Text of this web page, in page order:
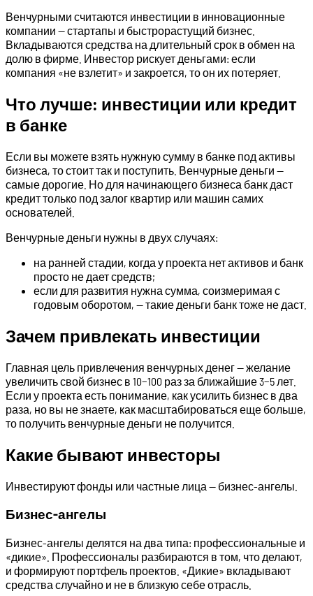
Венчурными считаются инвестиции в инновационные
компании — стартапы и быстрорастущий бизнес.
Вкладываются средства на длительный срок в обмен на
долю в фирме. Инвестор рискует деньгами: если
компания «не взлетит» и закроется, то он их потеряет.
Что лучше: инвестиции или кредит
в банке
Если вы можете взять нужную сумму в банке под активы
бизнеса, то стоит так и поступить. Венчурные деньги —
самые дорогие. Но для начинающего бизнеса банк даст
кредит только под залог квартир или машин самих
основателей.
Венчурные деньги нужны в двух случаях:
на ранней стадии, когда у проекта нет активов и банк
просто не дает средств;
если для развития нужна сумма, соизмеримая с
годовым оборотом, — такие деньги банк тоже не даст.
Зачем привлекать инвестиции
Главная цель привлечения венчурных денег — желание
увеличить свой бизнес в 10−100 раз за ближайшие 3−5 лет.
Если у проекта есть понимание, как усилить бизнес в два
раза, но вы не знаете, как масштабироваться еще больше,
то получить венчурные деньги не получится.
Какие бывают инвесторы
Инвестируют фонды или частные лица — бизнес-ангелы.
Бизнес-ангелы
Бизнес-ангелы делятся на два типа: профессиональные и
«дикие». Профессионалы разбираются в том, что делают,
и формируют портфель проектов. «Дикие» вкладывают
средства случайно и не в близкую себе отрасль.